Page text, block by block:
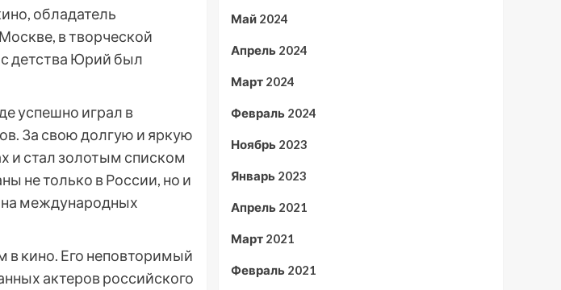
обладатель
в творческой
с детства Юрий был
успешно играл в
За свою долгую и яркую
и стал золотым списком
не только в России, но и
на международных
в кино. Его неповторимый
актеров российского
Май 2024
Апрель 2024
Март 2024
Февраль 2024
Ноябрь 2023
Январь 2023
Апрель 2021
Март 2021
Февраль 2021